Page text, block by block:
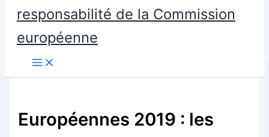
responsabilité de la Commission
européenne
Européennes 2019 : les